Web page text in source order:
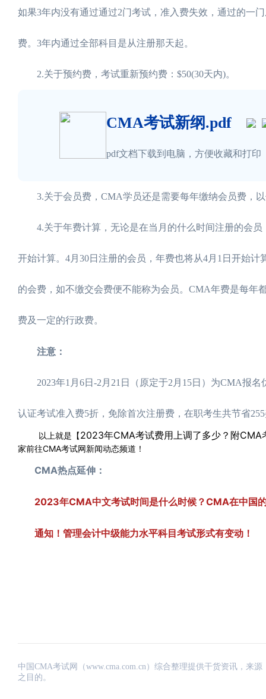
如果3年内没有通过通过2门考试，准入费失效，通过的一
费。3年内通过全部科目是从注册那天起。
2.关于预约费，考试重新预约费：$50(30天内)。
CMA考试新纲.pdf
pdf文档下载到电脑，方便收藏和打印
3.关于会员费，CMA学员还是需要每年缴纳会员费，以
4.关于年费计算，无论是在当月的什么时间注册的会员
开始计算。4月30日注册的会员，年费也将从4月1日开始
的会费，如不缴交会费便不能称为会员。CMA年费是每年
费及一定的行政费。
注意：
2023年1月6日-2月21日（原定于2月15日）为CMA报名
认证考试准入费5折，免除首次注册费，在职考生共节省
以上就是【2023年CMA考试费用上调了多少？附CMA
家前往CMA考试网新闻动态频道！
CMA热点延伸：
2023年CMA中文考试时间是什么时候？CMA在中国
通知！管理会计中级能力水平科目考试形式有变动！
中国CMA考试网（www.cma.com.cn）综合整理提供干货资讯，来
之目的。